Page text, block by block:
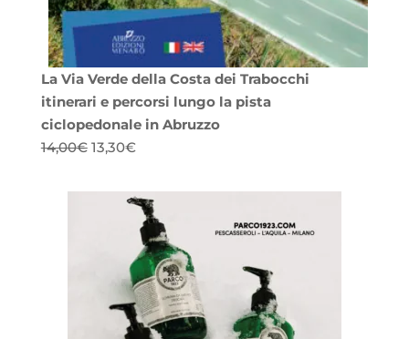
La Via Verde della Costa dei Trabocchi
itinerari e percorsi lungo la pista
ciclopedonale in Abruzzo
14,00€ Il
originale
13,30€Il
attuale
è:
13,30€.